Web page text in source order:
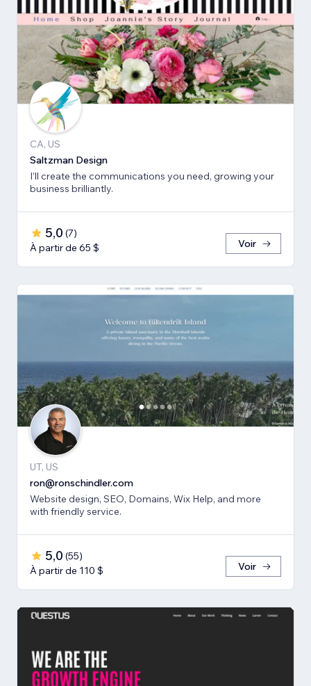
CA, US
Saltzman Design
I’ll create the communications you need, growing your
business brilliantly.
5,0 (7)
À partir de 65 $
Voir
UT, US
ron@ronschindler.com
Website design, SEO, Domains, Wix Help, and more
with friendly service.
5,0 (55)
À partir de 110 $
Voir